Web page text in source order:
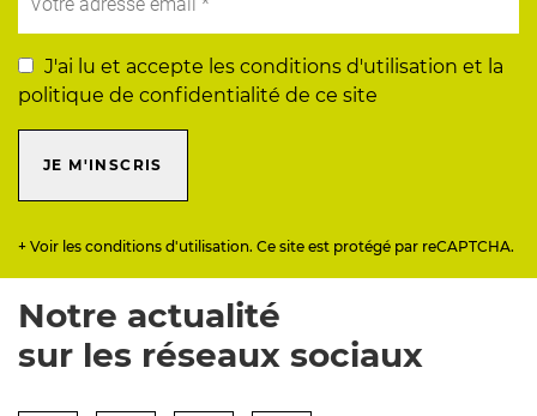
J'ai lu et accepte les conditions d'utilisation et la
politique de confidentialité de ce site
JE M'INSCRIS
+ Voir les conditions d'utilisation. Ce site est protégé par reCAPTCHA.
Notre actualité
sur les réseaux sociaux